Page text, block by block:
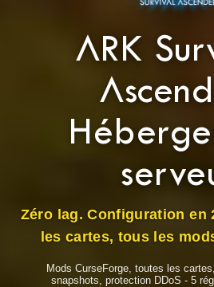
ARK
Zéro lag. Configuration en
les cartes, tous les
Mods CurseForge, toutes les
snapshots, protection DDoS - 5